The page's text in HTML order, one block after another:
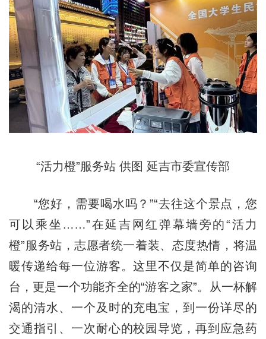
“活力橙”服务站 供图 延吉市委宣传部
“您好，需要喝水吗？”“去往这个景点，您
可以乘坐……”在延吉网红弹幕墙旁的“活力
橙”服务站，志愿者统一着装、态度热情，将温
暖传递给每一位游客。这里不仅是简单的咨询
台，更是一个功能齐全的“游客之家”。从一杯解
渴的清水、一个及时的充电宝，到一份详尽的
交通指引、一次耐心的校园导览，再到应急药